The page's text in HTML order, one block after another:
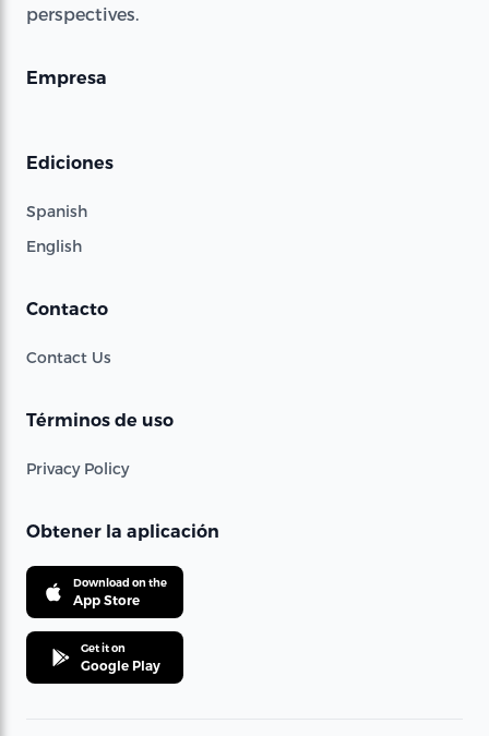
perspectives.
Empresa
Ediciones
Spanish
English
Contacto
Contact Us
Términos de uso
Privacy Policy
Obtener la aplicación
Download on the
App Store
Get it on
Google Play